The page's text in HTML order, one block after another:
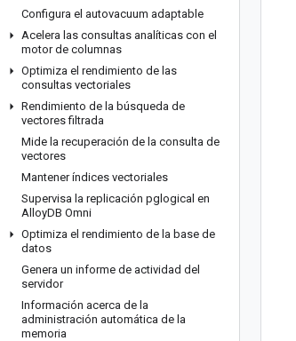
Configura el autovacuum adaptable
Acelera las consultas analíticas con el
motor de columnas
Optimiza el rendimiento de las
consultas vectoriales
Rendimiento de la búsqueda de
vectores filtrada
Mide la recuperación de la consulta de
vectores
Mantener índices vectoriales
Supervisa la replicación pglogical en
AlloyDB Omni
Optimiza el rendimiento de la base de
datos
Genera un informe de actividad del
servidor
Información acerca de la
administración automática de la
memoria